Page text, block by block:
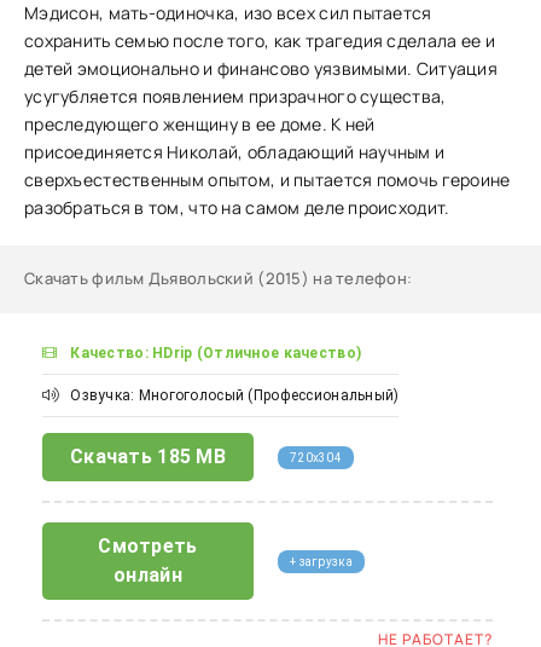
Мэдисон, мать-одиночка, изо всех сил пытается
сохранить семью после того, как трагедия сделала ее и
детей эмоционально и финансово уязвимыми. Ситуация
усугубляется появлением призрачного существа,
преследующего женщину в ее доме. К ней
присоединяется Николай, обладающий научным и
сверхъестественным опытом, и пытается помочь героине
разобраться в том, что на самом деле происходит.
Скачать фильм Дьявольский (2015) на телефон:
Качество: HDrip (Отличное качество)
Озвучка: Многоголосый (Профессиональный)
Скачать 185 MB 720x304
Смотреть
онлайн
+ загрузка
НЕ РАБОТАЕТ?